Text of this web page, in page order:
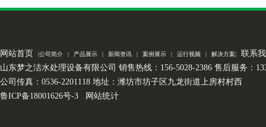
网站首页 |公司简介 | 产品展示 | 新闻资讯 | 案例展示 | 运行视频 | 解决方案|
联系
山东梦之洁水处理设备有限公司 销售热线：156-5028-2386 售后服务：
公司传真：0536-2201118 地址：潍坊市坊子区九龙街道上房村村西
鲁ICP备18001626号-3
网站统计